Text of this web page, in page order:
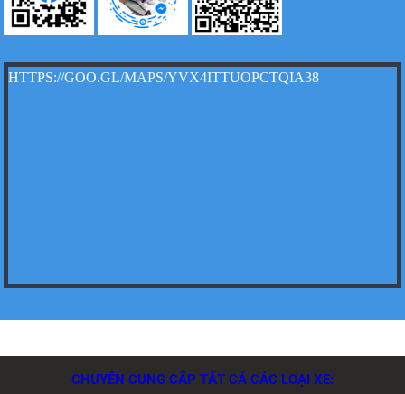
HTTPS://GOO.GL/MAPS/YVX4ITTUOPCTQIA38
CHUYÊN CUNG CẤP TẤT CẢ CÁC LOẠI XE: